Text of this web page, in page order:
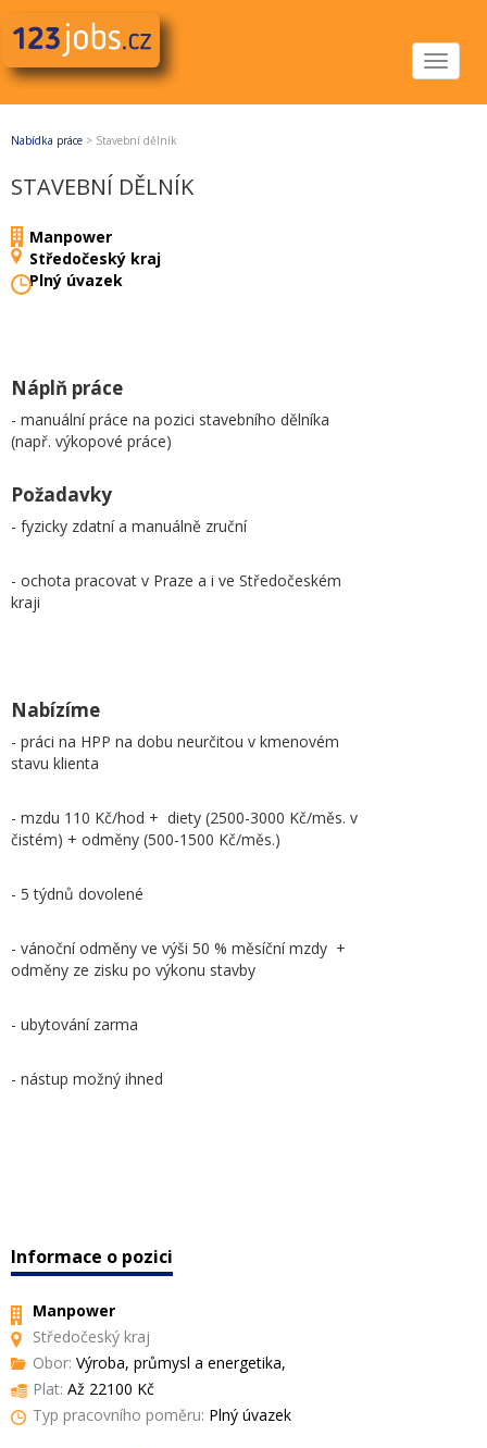
Toggle
Nabídka práce > Stavební dělník
STAVEBNÍ DĚLNÍK
Manpower
Středočeský kraj
Plný úvazek
Náplň práce
- manuální práce na pozici stavebního dělníka
(např. výkopové práce)
Požadavky
- fyzicky zdatní a manuálně zruční
- ochota pracovat v Praze a i ve Středočeském
kraji
Nabízíme
- práci na HPP na dobu neurčitou v kmenovém
stavu klienta
- mzdu 110 Kč/hod + diety (2500-3000 Kč/měs. v
čistém) + odměny (500-1500 Kč/měs.)
- 5 týdnů dovolené
- vánoční odměny ve výši 50 % měsíční mzdy +
odměny ze zisku po výkonu stavby
- ubytování zarma
- nástup možný ihned
Informace o pozici
Manpower
Středočeský kraj
Obor: Výroba, průmysl a energetika,
Plat: Až 22100 Kč
Typ pracovního poměru: Plný úvazek